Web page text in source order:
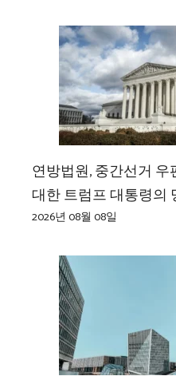
연방법원, 중간선거
대한 트럼프 대통령의
2026년 08월 08일